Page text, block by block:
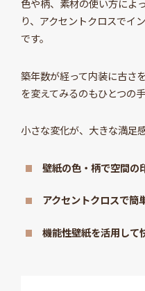
色や柄、素材の使い方によ
り、アクセントクロスでイ
です。
築年数が経って内装に古さ
を変えてみるのもひとつの手
小さな変化が、大きな満足
壁紙の色・柄で空間の
アクセントクロスで簡
機能性壁紙を活用して